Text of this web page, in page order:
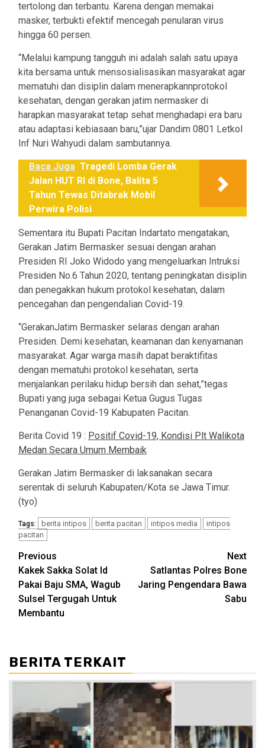
tertolong dan terbantu. Karena dengan memakai
masker, terbukti efektif mencegah penularan virus
hingga 60 persen.
“Melalui kampung tangguh ini adalah salah satu upaya
kita bersama untuk mensosialisasikan masyarakat agar
mematuhi dan disiplin dalam menerapkannprotokol
kesehatan, dengan gerakan jatim nermasker di
harapkan masyarakat tetap sehat menghadapi era baru
atau adaptasi kebiasaan baru,”ujar Dandim 0801 Letkol
Inf Nuri Wahyudi dalam sambutannya.
Baca Juga Tragedi Lomba Gerak
Jalan HUT RI di Bone, Balita 5
Tahun Tewas Ditabrak Mobil
Perwira Polisi
Sementara itu Bupati Pacitan Indartato mengatakan,
Gerakan Jatim Bermasker sesuai dengan arahan
Presiden RI Joko Widodo yang mengeluarkan Intruksi
Presiden No.6 Tahun 2020, tentang peningkatan disiplin
dan penegakkan hukum protokol kesehatan, dalam
pencegahan dan pengendalian Covid-19.
“GerakanJatim Bermasker selaras dengan arahan
Presiden. Demi kesehatan, keamanan dan kenyamanan
masyarakat. Agar warga masih dapat beraktifitas
dengan mematuhi protokol kesehatan, serta
menjalankan perilaku hidup bersih dan sehat,”tegas
Bupati yang juga sebagai Ketua Gugus Tugas
Penanganan Covid-19 Kabupaten Pacitan.
Berita Covid 19 : Positif Covid-19, Kondisi Plt Walikota
Medan Secara Umum Membaik
Gerakan Jatim Bermasker di laksanakan secara
serentak di seluruh Kabupaten/Kota se Jawa Timur.
(tyo)
Tags: berita intipos berita pacitan intipos media
intipos
pacitan
Post
navigation
Previous
Kakek Sakka Solat Id
Pakai Baju SMA, Wagub
Sulsel Tergugah Untuk
Membantu
Next
Satlantas Polres Bone
Jaring Pengendara Bawa
Sabu
BERITA TERKAIT